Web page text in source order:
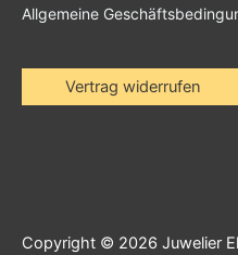
Allgemeine
Vertrag widerrufen
Copyright © 2026 Juwelier